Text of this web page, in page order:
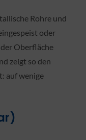
Rohre und
oder
Oberfläche
zeigt so den
auf wenige